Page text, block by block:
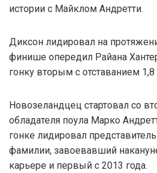
истории с Майклом Андретти.
Диксон лидировал на
финише опередил Райана
гонку вторым с отставанием
Новозеландцец стартовал со
обладателя поула Марко
гонке лидировал
фамилии, завоевавший
карьере и первый с 2013 года.